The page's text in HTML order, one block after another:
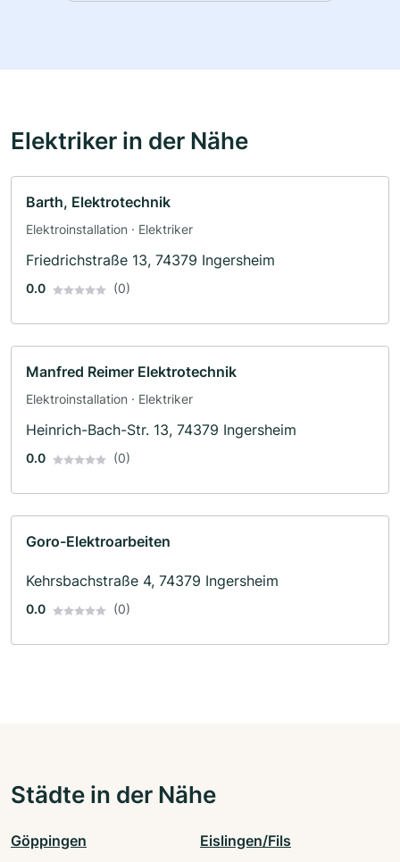
Elektriker in der Nähe
Barth, Elektrotechnik
Elektroinstallation · Elektriker
Friedrichstraße 13, 74379 Ingersheim
0.0 (0)
Manfred Reimer Elektrotechnik
Elektroinstallation · Elektriker
Heinrich-Bach-Str. 13, 74379 Ingersheim
0.0 (0)
Goro-Elektroarbeiten
Kehrsbachstraße 4, 74379 Ingersheim
0.0 (0)
Städte in der Nähe
Göppingen Eislingen/Fils